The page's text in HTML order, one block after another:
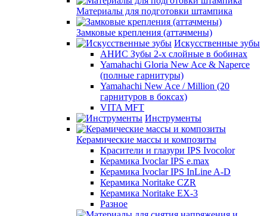
Материалы для подготовки штампика
Замковые крепления (аттачмены)
Искусственные зубы
АНИС Зубы 2-х слойные в бобинах
Yamahachi Gloria New Ace & Naperce
(полные гарнитуры)
Yamahachi New Ace / Million (20
гарнитуров в боксах)
VITA MFT
Инструменты
Керамические массы и композиты
Красители и глазури IPS Ivocolor
Керамика Ivoclar IPS e.max
Керамика Ivoclar IPS InLine A-D
Керамика Noritake CZR
Керамика Noritake EX-3
Разное